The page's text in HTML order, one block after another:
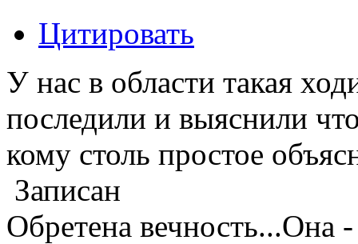
Цитировать
У нас в области такая
последили и выяснили
кому столь простое
Записан
Обретена вечность...Она